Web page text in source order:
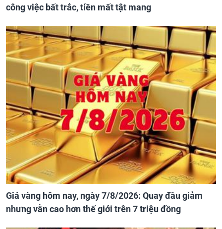
công việc bất trắc, tiền mất tật mang
Giá vàng hôm nay, ngày 7/8/2026: Quay đầu giảm
nhưng vẫn cao hơn thế giới trên 7 triệu đồng